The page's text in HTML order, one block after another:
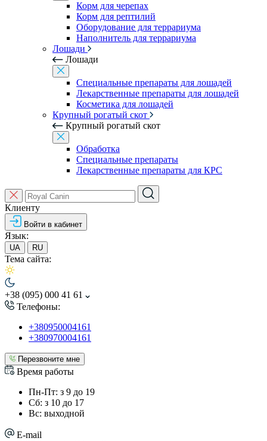
Корм для черепах
Корм для рептилий
Оборудование для террариума
Наполнитель для террариума
Лошади
Лошади
Специальные препараты для лошадей
Лекарственные препараты для лошадей
Косметика для лошадей
Крупный рогатый скот
Крупный рогатый скот
Обработка
Специальные препараты
Лекарственные препараты для КРС
Клиенту
Войти в кабинет
Язык:
UA RU
Тема сайта:
+38 (095) 000 41 61
Телефоны:
+380950004161
+380970004161
Перезвоните мне
Время работы
Пн-Пт: з 9 до 19
Сб: з 10 до 17
Вс: выходной
E-mail